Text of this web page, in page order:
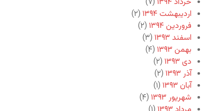
اردیبهشت ۱۳۹۴
(۲)
فروردین ۱۳۹۴
(۲)
اسفند ۱۳۹۳
(۳)
بهمن ۱۳۹۳
(۴)
دی ۱۳۹۳
(۲)
آذر ۱۳۹۳
(۲)
آبان ۱۳۹۳
(۱)
شهریور ۱۳۹۳
(۴)